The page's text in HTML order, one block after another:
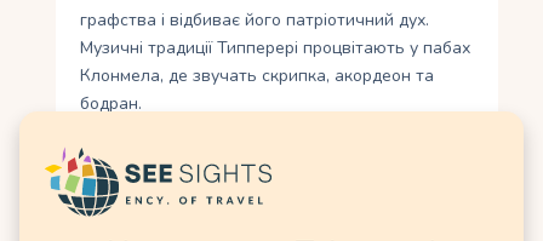
графства і відбиває його патріотичний дух.
Музичні традиції Типперері процвітають у пабах
Клонмела, де звучать скрипка, акордеон та
бодран.
Слівенамон також надихав поетів та
художників. Його образ як самотньої гори, що
височіє над рівнинами, часто використовувався